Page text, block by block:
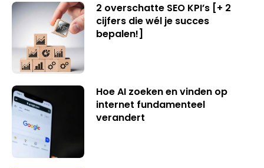
2 overschatte SEO KPI’s [+ 2
cijfers die wél je succes
bepalen!]
Hoe AI zoeken en vinden op
internet fundamenteel
verandert